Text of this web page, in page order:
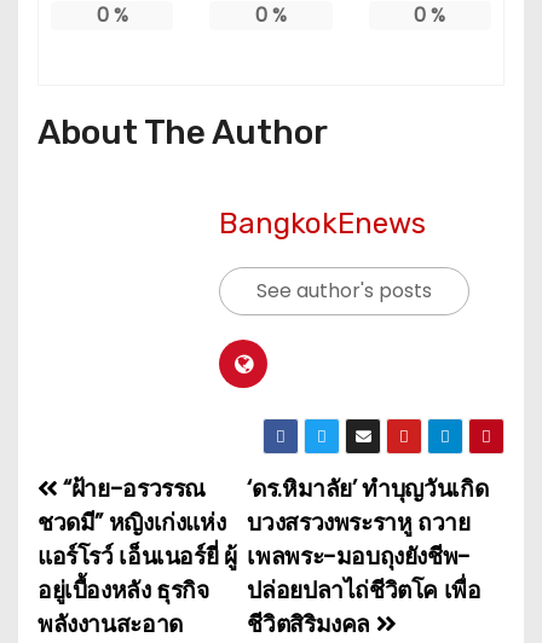
0% 0% 0%
About The Author
BangkokEnews
See author's posts
แ
น
ะ
‘ดร.หิมาลัย’ ทำบุญวันเกิด
บวงสรวงพระราหู ถวาย
เพลพระ-มอบถุงยังชีพ-
ปล่อยปลาไถ่ชีวิตโค เพื่อ
ชีวิตสิริมงคล
“ฝ้าย-อรวรรณ
ชวดมี” หญิงเก่งแห่ง
แอร์โรว์ เอ็นเนอร์ยี่ ผู้
อยู่เบื้องหลัง ธุรกิจ
พลังงานสะอาด